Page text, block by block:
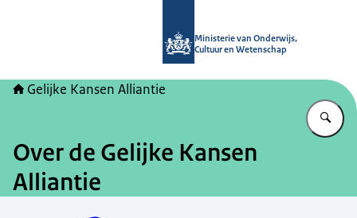
Ministerie van Onderwijs,
Cultuur en Wetenschap
Gelijke Kansen Alliantie
Over de Gelijke Kansen
Alliantie